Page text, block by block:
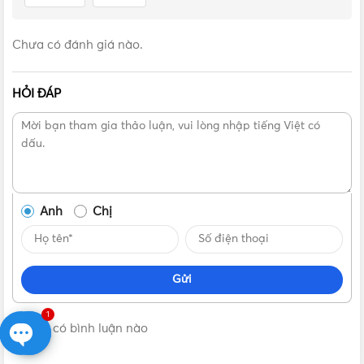
WEV7061MB, WEV7061MW là một sản phẩm đến từ thương
thể lựa chọn:
Chưa có đánh giá nào.
HỎI ĐÁP
Anh Chị
Gửi
Không có bình luận nào
1